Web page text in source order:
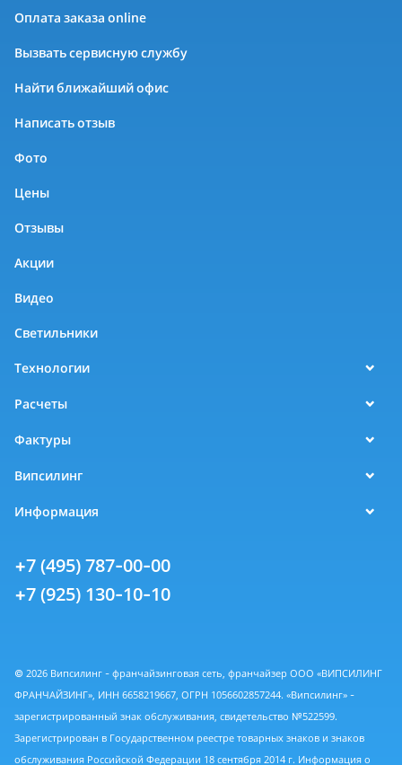
Оплата заказа online
Вызвать сервисную службу
Найти ближайший офис
Написать отзыв
Фото
Цены
Отзывы
Акции
Видео
Светильники
Технологии
Расчеты
Фактуры
Випсилинг
Информация
+7 (495) 787-00-00
+7 (925) 130-10-10
© 2026 Випсилинг - франчайзинговая сеть, франчайзер ООО «ВИПСИЛИНГ
ФРАНЧАЙЗИНГ», ИНН 6658219667, ОГРН 1056602857244. «Випсилинг» -
зарегистрированный знак обслуживания, свидетельство №522599.
Зарегистрирован в Государственном реестре товарных знаков и знаков
обслуживания Российской Федерации 18 сентября 2014 г. Информация о